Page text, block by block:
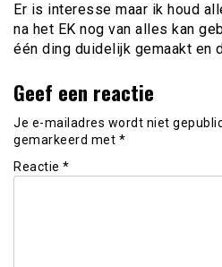
Er is interesse maar ik houd
na het EK nog van alles kan
één ding duidelijk gemaakt en
Geef een reactie
Je e-mailadres wordt niet
gemarkeerd met *
Reactie *